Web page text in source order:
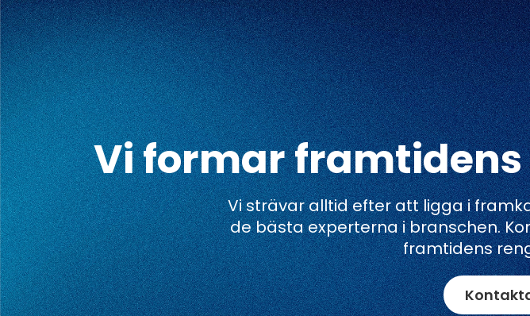
Vi formar
Vi strävar alltid efter att ligga i
de bästa experterna i branschen.
framtidens